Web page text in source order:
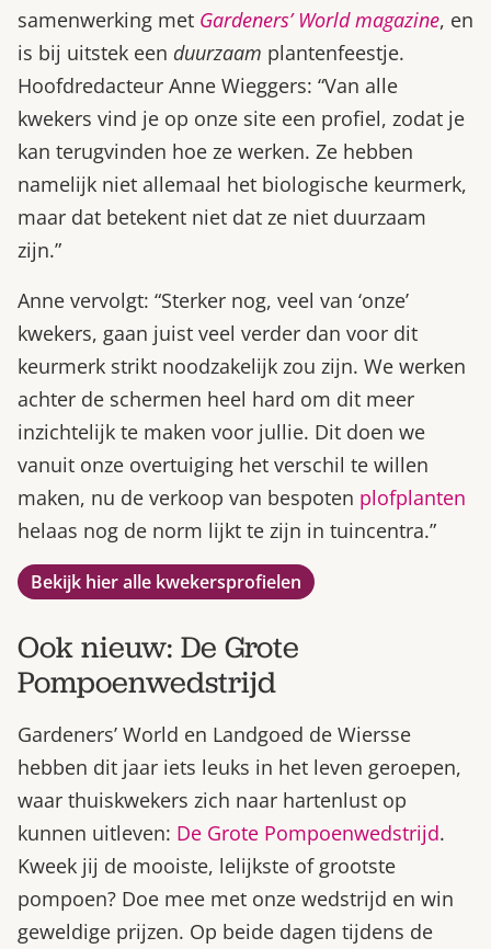
samenwerking met Gardeners’ World magazine, en
is bij uitstek een duurzaam plantenfeestje.
Hoofdredacteur Anne Wieggers: “Van alle
kwekers vind je op onze site een profiel, zodat je
kan terugvinden hoe ze werken. Ze hebben
namelijk niet allemaal het biologische keurmerk,
maar dat betekent niet dat ze niet duurzaam
zijn.”
Anne vervolgt: “Sterker nog, veel van ‘onze’
kwekers, gaan juist veel verder dan voor dit
keurmerk strikt noodzakelijk zou zijn. We werken
achter de schermen heel hard om dit meer
inzichtelijk te maken voor jullie. Dit doen we
vanuit onze overtuiging het verschil te willen
maken, nu de verkoop van bespoten plofplanten
helaas nog de norm lijkt te zijn in tuincentra.”
Bekijk hier alle kwekersprofielen
Ook nieuw: De Grote
Pompoenwedstrijd
Gardeners’ World en Landgoed de Wiersse
hebben dit jaar iets leuks in het leven geroepen,
waar thuiskwekers zich naar hartenlust op
kunnen uitleven: De Grote Pompoenwedstrijd.
Kweek jij de mooiste, lelijkste of grootste
pompoen? Doe mee met onze wedstrijd en win
geweldige prijzen. Op beide dagen tijdens de